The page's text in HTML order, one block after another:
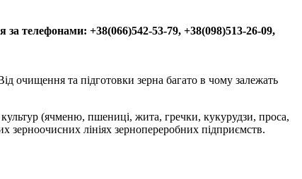
за телефонами: +38(066)542-53-79, +38(098)513-26-09,
очищення та підготовки зерна багато в чому залежать
(ячменю, пшениці, жита, гречки, кукурудзи, проса,
зерноочисних лініях зернопереробних підприємств.